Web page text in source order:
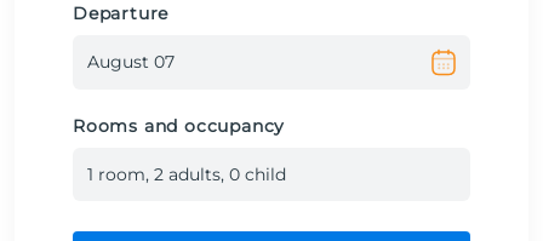
Departure
Rooms and occupancy
1 room, 2 adults, 0 child